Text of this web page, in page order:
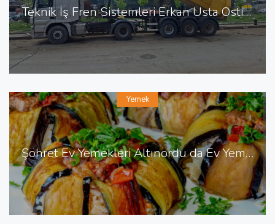
Teknik İş Fren Sistemleri Erkan Usta Ostim de Fren Tamiri
Şöhret Ev Yemekleri Altınordu da Ev Yemekleri
Yemek